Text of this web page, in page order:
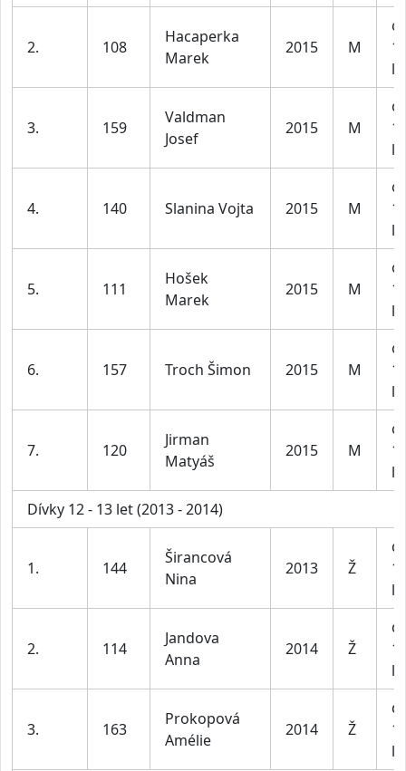
2. 108
Hacaperka
Marek
2015 M
3. 159
Valdman
Josef
2015 M
4. 140 Slanina Vojta 2015 M
5. 111
Hošek
Marek
2015 M
6. 157 Troch Šimon 2015 M
7. 120
Jirman
Matyáš
2015 M
Dívky 12 - 13 let (2013 - 2014)
1. 144
Širancová
Nina
2013 Ž
2. 114
Jandova
Anna
2014 Ž
3. 163
Prokopová
Amélie
2014 Ž